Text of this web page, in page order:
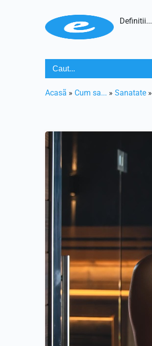
Definitii...
Acasã » Cum sa... » Sanatate »